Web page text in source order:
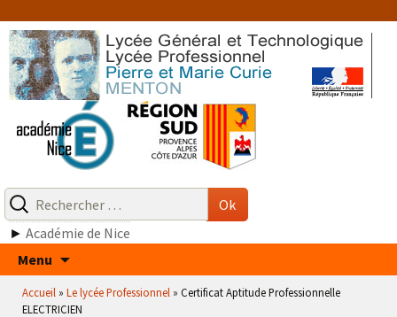
au
contenu
pour
:
Ok
► Académie de Nice
Menu
au
contenu
Accueil » Le lycée Professionnel » Certificat Aptitude Professionnelle
ELECTRICIEN